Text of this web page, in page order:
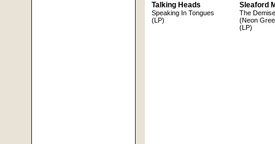
Talking Heads
Speaking In Tongues
(LP)
Sleaford
The
(Neon
(LP)